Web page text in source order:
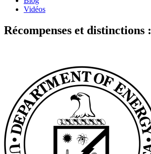
Vidéos
Récompenses et distinctions :